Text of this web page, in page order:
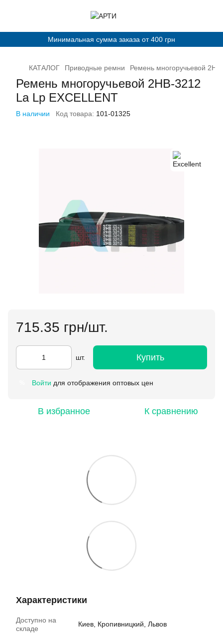
Минимальная сумма заказа от 400 грн
КАТАЛОГ Приводные ремни Ремень многоручьевой
Ремень многоручьевой 2НВ-3212
La Lp EXCELLENT
В наличии Код товара: 101-01325
715.35 грн/шт.
шт. Купить
Войти для отображения оптовых цен
В избранное К сравнению
Характеристики
Доступно на
складе
Киев, Кропивницкий, Львов